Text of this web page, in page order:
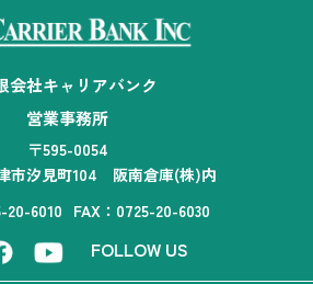
会社キャリアバンク
営業事務所
〒595-0054
市汐見町104 阪南倉庫(株)内
20-6010 FAX：0725-20-6030
FOLLOW US